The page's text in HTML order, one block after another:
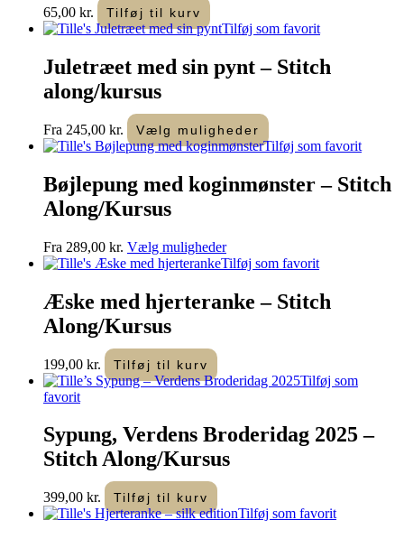
65,00 kr. Tilføj til kurv
Tilføj som favorit
Juletræet med sin pynt – Stitch
along/kursus
Fra 245,00 kr. Vælg muligheder
vare
flere
varianter.
på
varesiden
Tilføj som favorit
Bøjlepung med koginmønster – Stitch
Along/Kursus
Fra 289,00 kr. Vælg mulighederDette
vare
flere
varianter.
på
varesiden
Tilføj som favorit
Æske med hjerteranke – Stitch
Along/Kursus
199,00 kr. Tilføj til kurv
Tilføj som
favorit
Sypung, Verdens Broderidag 2025 –
Stitch Along/Kursus
399,00 kr. Tilføj til kurv
Tilføj som favorit